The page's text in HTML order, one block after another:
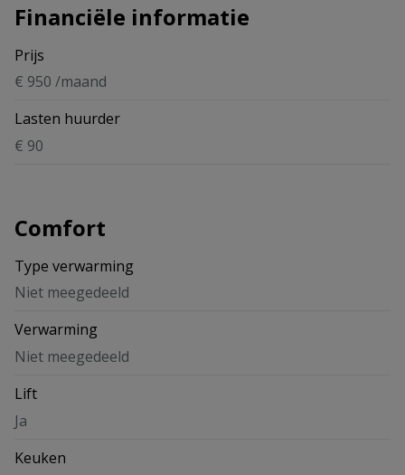
Financiële informatie
Prijs
€ 950 /maand
Lasten huurder
€ 90
Comfort
Type verwarming
Niet meegedeeld
Verwarming
Niet meegedeeld
Lift
Ja
Keuken